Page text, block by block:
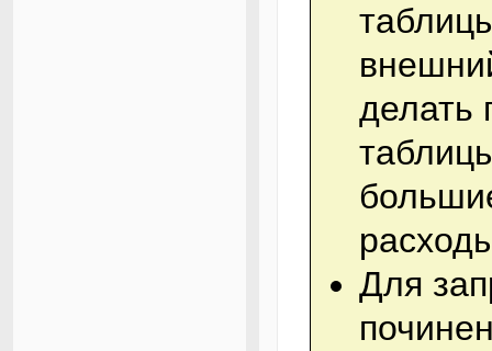
делать
Для